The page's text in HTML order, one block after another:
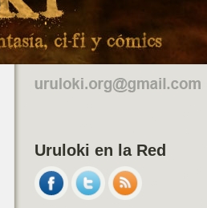
Uruloki en la Red